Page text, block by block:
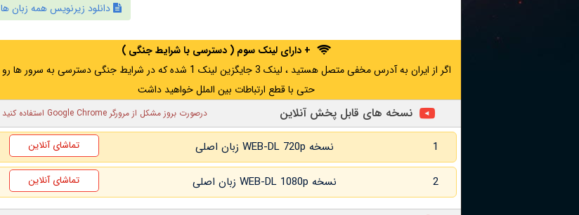
دانلود زیرنویس همه زبان ها
+ دارای لینک سوم ( دسترسی با شرایط جنگی )
اگر از ایران به آدرس مخفی متصل هستید ، لینک 3 جایگزین لینک 1 شده که در شرایط جنگی دسترسی به سرور ها رو
حتی با قطع ارتباطات بین الملل خواهید داشت
نسخه های قابل پخش آنلاین درصورت بروز مشکل از مرورگر Google Chrome استفاده کنید
1 نسخه WEB-DL 720p زبان اصلی تماشای آنلاین
2 نسخه WEB-DL 1080p زبان اصلی تماشای آنلاین